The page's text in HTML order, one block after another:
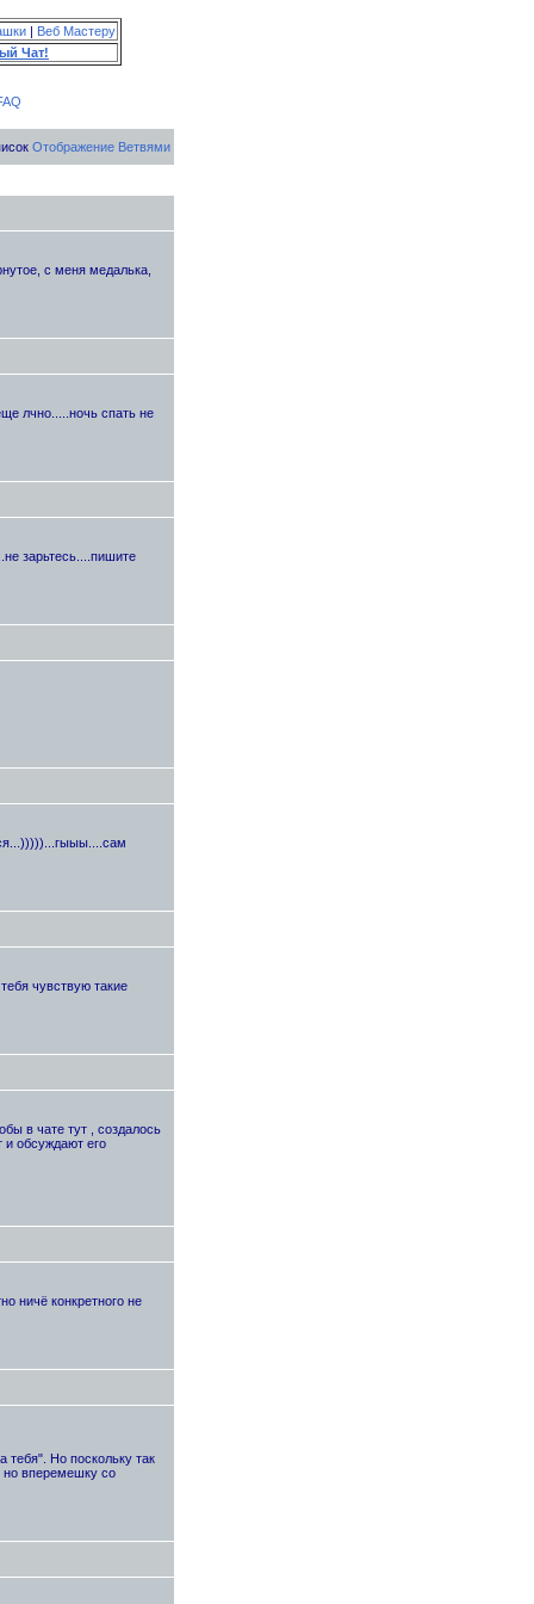
| Веб Мастеру
Чат!
Отображение Ветвями
с меня медалька,
лчно.....ночь спать не
зарьтесь....пишите
чувствую такие
в чате тут , создалось
и обсуждают его
ничё конкретного не
тебя". Но поскольку так
но вперемешку со